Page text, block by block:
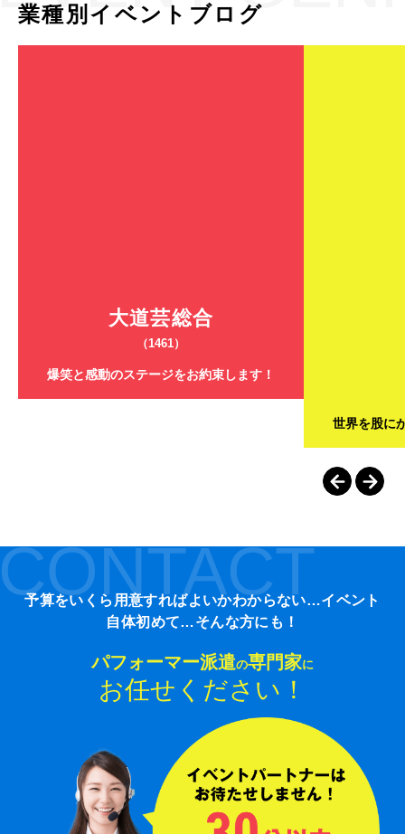
業種別イベントブログ
大道芸総合
（1461）
爆笑と感動のステージをお約束します！
世界を股に
予算をいくら用意すればよいかわからない…イベント
自体初めて…そんな方にも！
パフォーマー派遣の専門家に
お任せください！